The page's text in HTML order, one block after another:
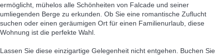
ermöglicht, mühelos alle Schönheiten von Falcade und seiner
umliegenden Berge zu erkunden. Ob Sie eine romantische Zuflucht
suchen oder einen geräumigen Ort für einen Familienurlaub, diese
Wohnung ist die perfekte Wahl.
Lassen Sie diese einzigartige Gelegenheit nicht entgehen. Buchen Sie